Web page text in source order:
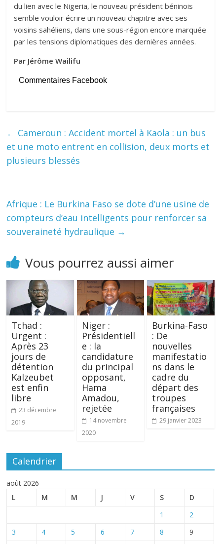
du lien avec le Nigeria, le nouveau président béninois
semble vouloir écrire un nouveau chapitre avec ses
voisins sahéliens, dans une sous-région encore marquée
par les tensions diplomatiques des dernières années.
Par Jérôme Wailifu
Commentaires Facebook
← Cameroun : Accident mortel à Kaola : un bus
et une moto entrent en collision, deux morts et
plusieurs blessés
Afrique : Le Burkina Faso se dote d’une usine de
compteurs d’eau intelligents pour renforcer sa
souveraineté hydraulique →
Vous pourrez aussi aimer
Tchad :
Urgent :
Après 23
jours de
détention
Kalzeubet
est enfin
libre
23 décembre
2019
Niger :
Présidentiell
e : la
candidature
du principal
opposant,
Hama
Amadou,
rejetée
14 novembre
2020
Burkina-Faso
: De
nouvelles
manifestatio
ns dans le
cadre du
départ des
troupes
françaises
29 janvier 2023
Calendrier
août 2026
L
M M J V S D
1
2
3
4 5 6 7 8
9